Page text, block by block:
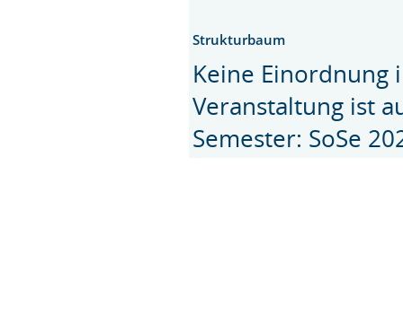
Strukturbaum
Keine Einordnung
Veranstaltung ist
Semester: SoSe